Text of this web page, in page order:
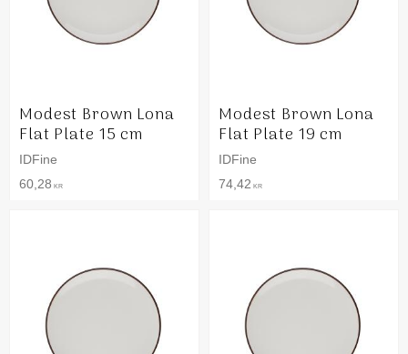
Modest Brown Lona
Flat Plate 15 cm
IDFine
60,28 KR
Modest Brown Lona
Flat Plate 19 cm
IDFine
74,42 KR